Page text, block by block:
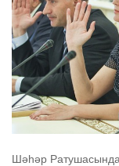
Шәhәр